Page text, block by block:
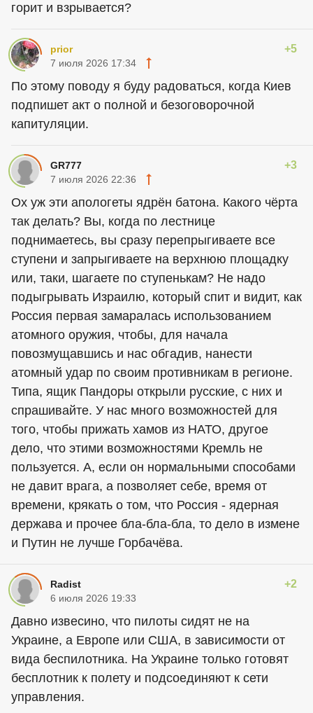
горит и взрывается?
prior +5
7 июля 2026 17:34
По этому поводу я буду радоваться, когда Киев
подпишет акт о полной и безоговорочной
капитуляции.
GR777 +3
7 июля 2026 22:36
Ох уж эти апологеты ядрён батона. Какого чёрта
так делать? Вы, когда по лестнице
поднимаетесь, вы сразу перепрыгиваете все
ступени и запрыгиваете на верхнюю площадку
или, таки, шагаете по ступенькам? Не надо
подыгрывать Израилю, который спит и видит, как
Россия первая замаралась использованием
атомного оружия, чтобы, для начала
повозмущавшись и нас обгадив, нанести
атомный удар по своим противникам в регионе.
Типа, ящик Пандоры открыли русские, с них и
спрашивайте. У нас много возможностей для
того, чтобы прижать хамов из НАТО, другое
дело, что этими возможностями Кремль не
пользуется. А, если он нормальными способами
не давит врага, а позволяет себе, время от
времени, крякать о том, что Россия - ядерная
держава и прочее бла-бла-бла, то дело в измене
и Путин не лучше Горбачёва.
Radist +2
6 июля 2026 19:33
Давно извесино, что пилоты сидят не на
Украине, а Европе или США, в зависимости от
вида беспилотника. На Украине только готовят
бесплотник к полету и подсоединяют к сети
управления.